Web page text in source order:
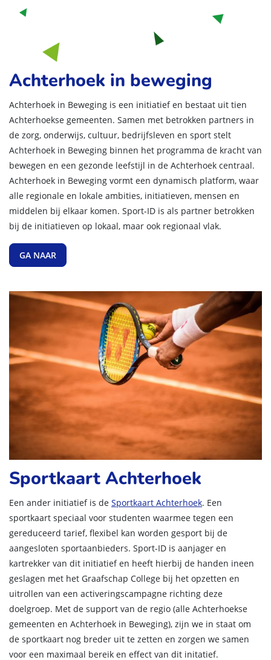
Achterhoek in beweging
Achterhoek in Beweging is een initiatief en bestaat uit tien
Achterhoekse gemeenten. Samen met betrokken partners in
de zorg, onderwijs, cultuur, bedrijfsleven en sport stelt
Achterhoek in Beweging binnen het programma de kracht van
bewegen en een gezonde leefstijl in de Achterhoek centraal.
Achterhoek in Beweging vormt een dynamisch platform, waar
alle regionale en lokale ambities, initiatieven, mensen en
middelen bij elkaar komen. Sport-ID is als partner betrokken
bij de initiatieven op lokaal, maar ook regionaal vlak.
GA NAAR
Sportkaart Achterhoek
Een ander initiatief is de Sportkaart Achterhoek. Een
sportkaart speciaal voor studenten waarmee tegen een
gereduceerd tarief, flexibel kan worden gesport bij de
aangesloten sportaanbieders. Sport-ID is aanjager en
kartrekker van dit initiatief en heeft hierbij de handen ineen
geslagen met het Graafschap College bij het opzetten en
uitrollen van een activeringscampagne richting deze
doelgroep. Met de support van de regio (alle Achterhoekse
gemeenten en Achterhoek in Beweging), zijn we in staat om
de sportkaart nog breder uit te zetten en zorgen we samen
voor een maximaal bereik en effect van dit initatief.